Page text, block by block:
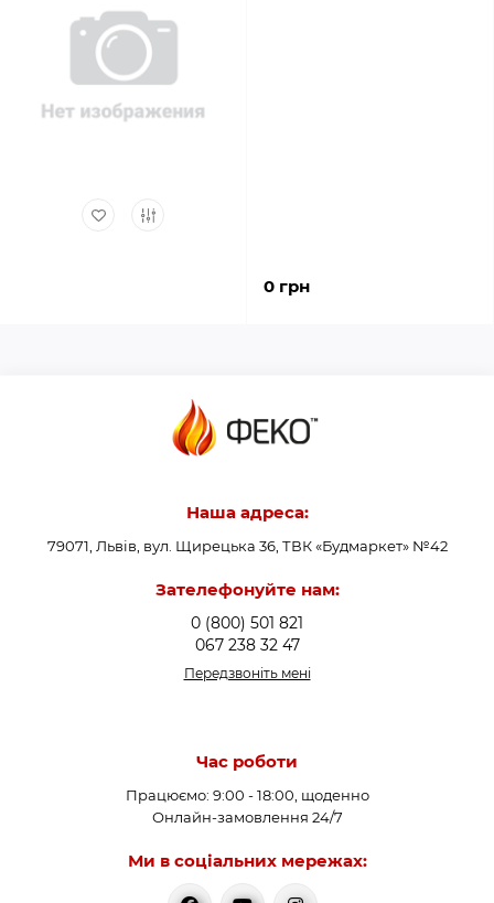
0 грн
Наша адреса:
79071, Львів, вул. Щирецька 36, ТВК «Будмаркет» №42
Зателефонуйте нам:
0 (800) 501 821
067 238 32 47
Передзвоніть мені
Час роботи
Працюємо: 9:00 - 18:00, щоденно
Онлайн-замовлення 24/7
Ми в соціальних мережах: